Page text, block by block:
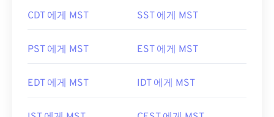
CDT 에게 MST SST 에게 MST
PST 에게 MST EST 에게 MST
EDT 에게 MST IDT 에게 MST